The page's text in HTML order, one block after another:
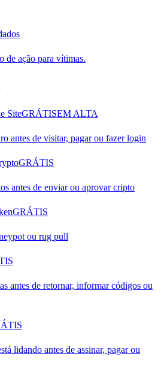
de ação para vítimas.
SiteGRÁTISEM ALTA
antes de visitar, pagar ou fazer login
GRÁTIS
antes de enviar ou aprovar cripto
GRÁTIS
ou rug pull
antes de retornar, informar códigos ou
lidando antes de assinar, pagar ou